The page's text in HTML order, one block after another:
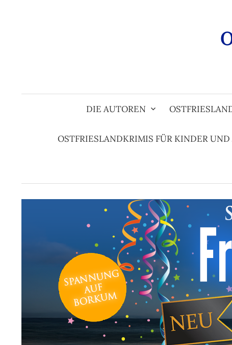
DIE AUTOREN
OSTFRIESLANDKRIMIS FÜR KINDER